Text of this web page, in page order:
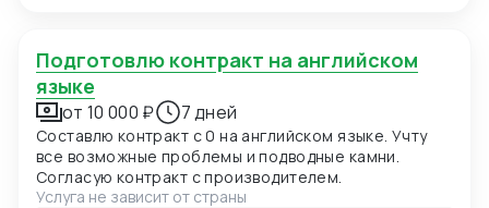
Подготовлю контракт на английском
языке
от 10 000 ₽ 7 дней
Составлю контракт с 0 на английском языке. Учту
все возможные проблемы и подводные камни.
Согласую контракт с производителем.
Услуга не зависит от страны